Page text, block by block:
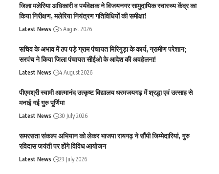
जिला मलेरिया अधिकारी व पर्यवेक्षक ने विजयनगर सामुदायिक स्वास्थ्य केंद्र का
किया निरीक्षण, मलेरिया नियंत्रण गतिविधियों की समीक्षा!
Latest News 5 August 2026
सचिव के अभाव में ठप पड़े ग्राम पंचायत मिरिगुड़ा के कार्य, ग्रामीण परेशान;
सरपंच ने किया जिला पंचायत सीईओ के आदेश की अवहेलना!
Latest News 4 August 2026
पीएमश्री स्वामी आत्मानंद उत्कृष्ट विद्यालय धरमजयगढ़ में श्रद्धा एवं उत्साह से
मनाई गई गुरु पूर्णिमा
Latest News 30 July 2026
समरसता संकल्प अभियान को लेकर भाजपा रायगढ़ ने सौंपी जिम्मेदारियां, गुरु
रविदास जयंती पर होंगे विविध आयोजन
Latest News 29 July 2026